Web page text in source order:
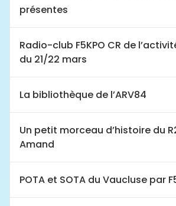
présentes
Radio-club F5KPO CR de
du 21/22 mars
La bibliothèque de l’ARV84
Un petit morceau d’histoire du
Amand
POTA et SOTA du Vaucluse par